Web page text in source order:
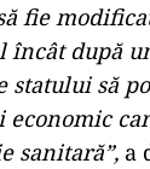
fie
încât după
să
sanitară”, a